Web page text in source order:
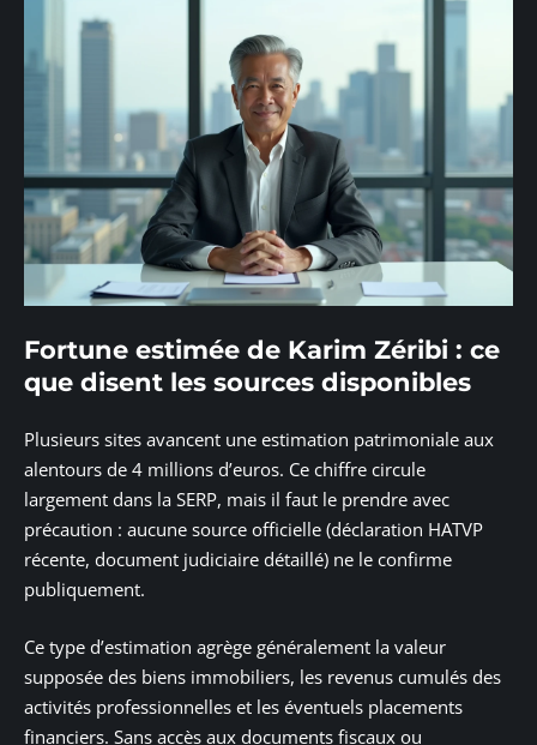
Fortune estimée de Karim Zéribi : ce
que disent les sources disponibles
Plusieurs sites avancent une estimation patrimoniale aux
alentours de 4 millions d’euros. Ce chiffre circule
largement dans la SERP, mais il faut le prendre avec
précaution : aucune source officielle (déclaration HATVP
récente, document judiciaire détaillé) ne le confirme
publiquement.
Ce type d’estimation agrège généralement la valeur
supposée des biens immobiliers, les revenus cumulés des
activités professionnelles et les éventuels placements
financiers. Sans accès aux documents fiscaux ou